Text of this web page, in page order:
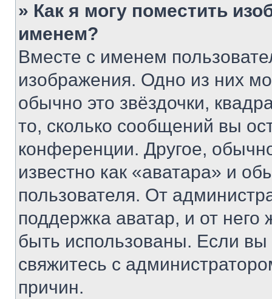
» Как я могу поместить
именем?
Вместе с именем
изображения. Одно из них
обычно это звёздочки,
то, сколько сообщений вы
конференции. Другое,
известно как «аватара» и
пользователя. От
поддержка аватар, и от него
быть использованы. Если
свяжитесь с
причин.